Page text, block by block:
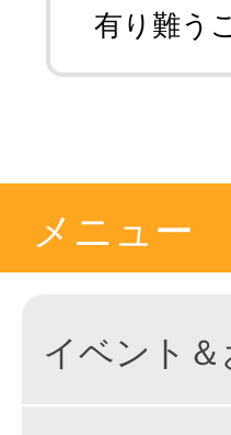
有り難う
メニュー
イベント